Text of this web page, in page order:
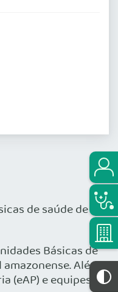
de saúde de
Básicas de
Além
(eAP) e equipes